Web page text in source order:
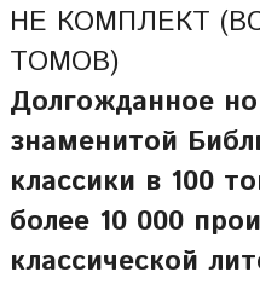
НЕ КОМПЛЕКТ
ТОМОВ)
Долгожданное
знаменитой
классики в 100
более 10 000
классической